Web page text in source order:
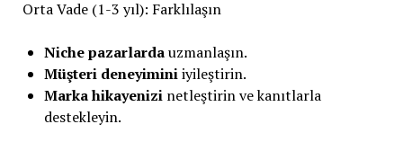
Orta Vade (1-3 yıl): Farklılaşın
Niche pazarlardauzmanlaşın.
Müşteri deneyiminiiyileştirin.
Marka hikayenizinetleştirin ve kanıtlarla
destekleyin.